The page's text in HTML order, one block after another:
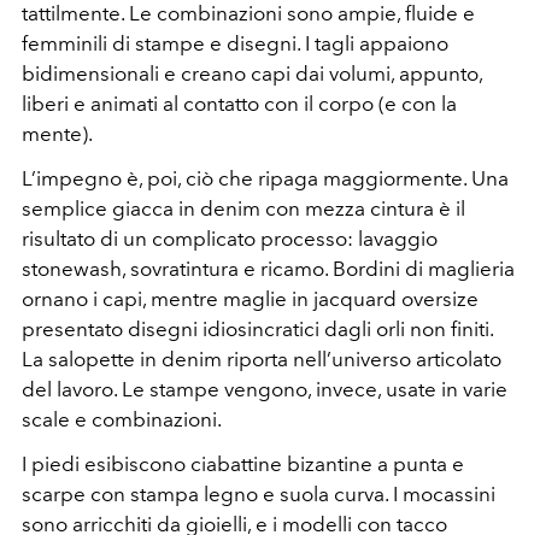
tattilmente. Le combinazioni sono ampie, fluide e
femminili di stampe e disegni. I tagli appaiono
bidimensionali e creano capi dai volumi, appunto,
liberi e animati al contatto con il corpo (e con la
mente).
L’impegno è, poi, ciò che ripaga maggiormente. Una
semplice giacca in denim con mezza cintura è il
risultato di un complicato processo: lavaggio
stonewash, sovratintura e ricamo. Bordini di maglieria
ornano i capi, mentre maglie in jacquard oversize
presentato disegni idiosincratici dagli orli non finiti.
La salopette in denim riporta nell’universo articolato
del lavoro. Le stampe vengono, invece, usate in varie
scale e combinazioni.
I piedi esibiscono ciabattine bizantine a punta e
scarpe con stampa legno e suola curva. I mocassini
sono arricchiti da gioielli, e i modelli con tacco